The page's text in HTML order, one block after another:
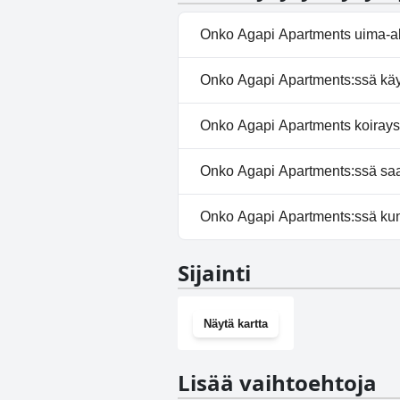
Onko Agapi Apartments uima-
Ei, Agapi Apartments ei ole
Onko Agapi Apartments:ssä
Ei, Agapi Apartments ei
Onko Agapi Apartments
Ei, Agapi Apartments ei salli
Onko Agapi Apartments:ssä
Kyllä, Agapi Apartments
Onko Agapi Apartments:ssä
Sijainti
Näytä kartta
Lisää vaihtoehtoja